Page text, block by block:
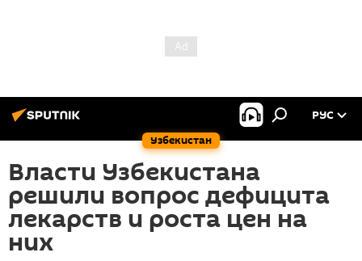
Узбекистан
РУС
Власти Узбекистана
решили вопрос дефицита
лекарств и роста цен на
них